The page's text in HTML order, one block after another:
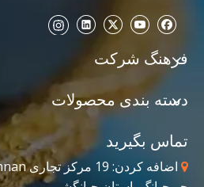
فرهنگ شرکت
دسته بندی محصولات
تماس بگیرید
